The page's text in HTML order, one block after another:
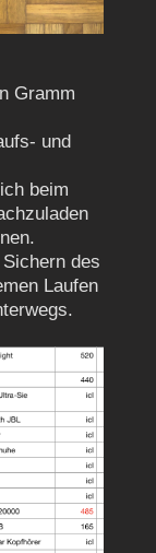
Gramm
und
beim
des
Laufen